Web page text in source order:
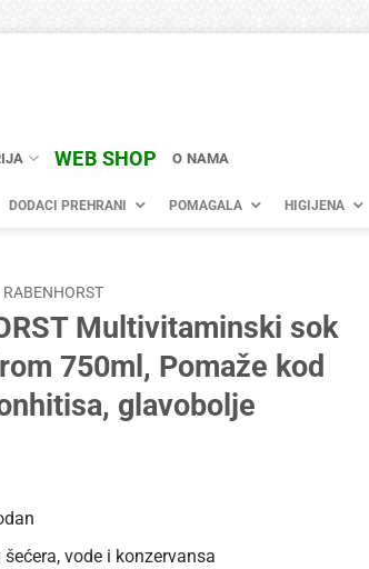
WEB SHOP O NAMA
DODACI PREHRANI POMAGALA HIGIJENA
RABENHORST
Multivitaminski sok
750ml, Pomaže kod
glavobolje
šećera, vode i konzervansa